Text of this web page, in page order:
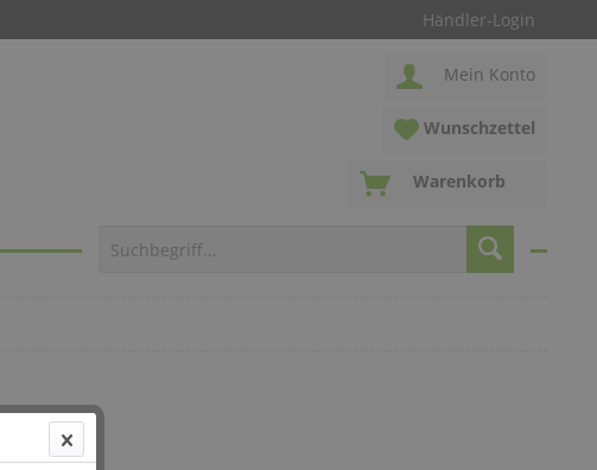
Händler-Login
Mein Konto
Wunschzettel
Warenkorb